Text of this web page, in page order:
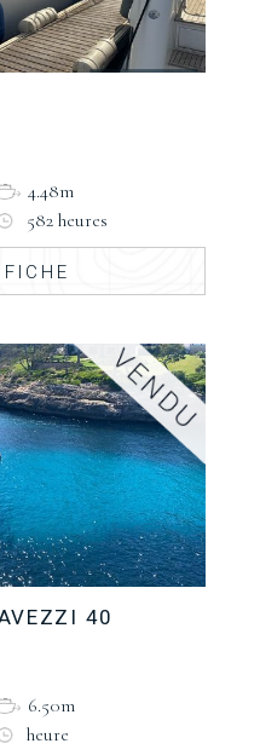
4.48m
582 heures
40
6.50m
heure